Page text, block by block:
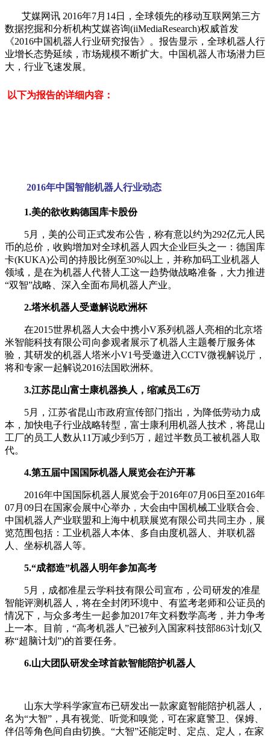
艾媒网讯 2016年7月14日，全球领先的移动互联网第三方
数据挖掘和分析机构艾媒咨询(iiMediaResearch)权威首发
《2016中国机器人行业研究报告》。报告显示，全球机器人行
业增长态势延续，市场规模不断扩大。中国机器人市场潜力巨
大，行业飞速发展。
以下为报告的详细内容：
2016年中国智能机器人行业动态
1.美的欲收购德国库卡股份
5月，美的公司正式发布公告，称有意以约为292亿元人民
币的总价，收购增加对全球机器人四大企业巨头之一：德国库
卡(KUKA)公司的持股比例至30%以上，并称加码工业机器人
领域，是在为机器人代替人工这一趋势做战略准备，大力推进
“双智”战略、深入全面布局机器人产业。
2.塔米机器人受邀解说欧洲杯
在2015世界机器人大会中携小V系列机器人亮相的北京塔
米智能科技有限公司向参观者展示了机器人主题餐厅服务体
验，其研发的机器人塔米小V1号受邀进入CCTV微视解说厅，
将和专家一起解说2016法国欧洲杯。
3.江苏昆山富士康机器换人，缩减员工6万
5月，江苏省昆山市政府宣传部门指出，为降低劳动力成
本，加快电子行业战略转型，富士康利用机器人技术，将昆山
工厂的员工人数从11万减少到5万，超过半数员工被机器人取
代。
4.第五届中国国际机器人展览会在沪开幕
2016年中国国际机器人展览会于2016年07月06日至2016年
07月09日在国家会展中心举办，大会由中国机械工业联合会、
中国机器人产业联盟和上海中机联展览有限公司共同主办，展
览范围包括：工业机器人本体、多自由度机器人、并联机器
人、坐标机器人等。
5.“成都造”机器人明年参加高考
5月，成都准星云学科技有限公司宣布，公司研发的准星
智能评测机器人，将在全封闭环境中、有监考老师和公证员的
情况下，与众多考生一起参加2017年文科数学高考，并力争考
上一本。目前，“高考机器人”已被列入国家科技部863计划(又
称“超脑计划”)的首要任务。
6.山大团队研发全球首款智能陪护机器人
山东大学科学家宣布已研发出一款家庭智能陪护机器人，
名为“大智”，具有视觉、听觉和嗅觉，可在家庭警卫、保姆、
伴侣等角色间自由切换。“大智”还能定时、定点、定人，在家